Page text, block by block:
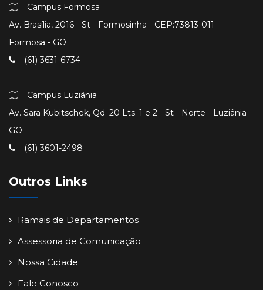
Campus Formosa
Av. Brasília, 2016 - St - Formosinha - CEP:73813-011 -
Formosa - GO
(61) 3631-6734
Campus Luziânia
Av. Sara Kubitschek, Qd. 20 Lts. 1 e 2 - St - Norte - Luziânia -
GO
(61) 3601-2498
Outros Links
Ramais de Departamentos
Assessoria de Comunicação
Nossa Cidade
Fale Conosco